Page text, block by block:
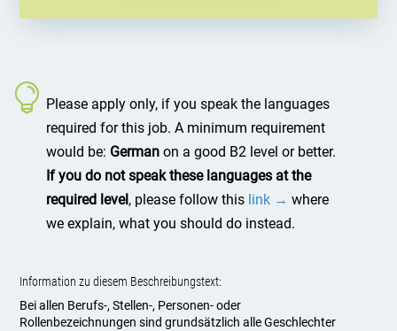
Please apply only, if you speak the languages
required for this job. A minimum requirement
would be: German on a good B2 level or better.
If you do not speak these languages at the
required level , please follow this link → where
we explain, what you should do instead.
Information zu diesem Beschreibungstext:
Bei allen Berufs-, Stellen-, Personen- oder
Rollenbezeichnungen sind grundsätzlich alle Geschlechter